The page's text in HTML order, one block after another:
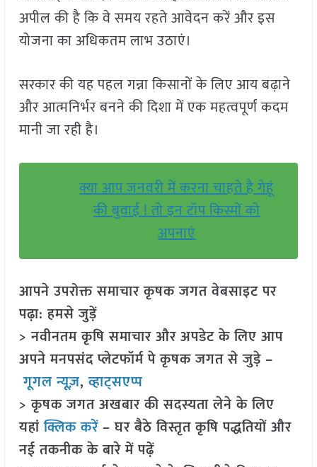
अपील की है कि वे समय रहते आवेदन करें और इस
योजना का अधिकतम लाभ उठाएं।
सरकार की यह पहल गन्ना किसानों के लिए आय बढ़ाने
और आत्मनिर्भर बनने की दिशा में एक महत्वपूर्ण कदम
मानी जा रही है।
क्या आप जनवरी में करना चाहते है गेहूं
की बुवाई ! तो इन टॉप किस्मों को
अपनाएं
आपने उपरोक्त समाचार कृषक जगत वेबसाइट पर
पढ़ा: हमसे जुड़ें
> नवीनतम कृषि समाचार और अपडेट के लिए आप
अपने मनपसंद प्लेटफॉर्म पे कृषक जगत से जुड़े –
गूगल न्यूज़,व्हाट्सएप्प
> कृषक जगत अखबार की सदस्यता लेने के लिए
यहांक्लिक करें– घर बैठे विस्तृत कृषि पद्धतियों और
नई तकनीक के बारे में पढ़ें